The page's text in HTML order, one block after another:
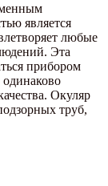
является
любые
Эта
прибором
одинаково
Окуляр
труб,